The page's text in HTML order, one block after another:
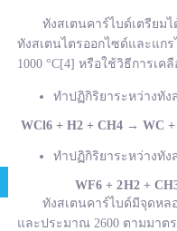
ทังสเตนคาร์ไบด์เตรียมได้
ทังสเตนไตรออกไซด์และแก
1000 °C[4] หรือใช้วิธีการเค
ทำปฏิกิริยาระหว่างทัง
WCl6 + H2 + CH4 → WC +
ทำปฏิกิริยาระหว่างทัง
WF6 + 2 H2 + CH
ทังสเตนคาร์ไบด์มีจุดหลอมเ
และประมาณ 2600 ตามมาต